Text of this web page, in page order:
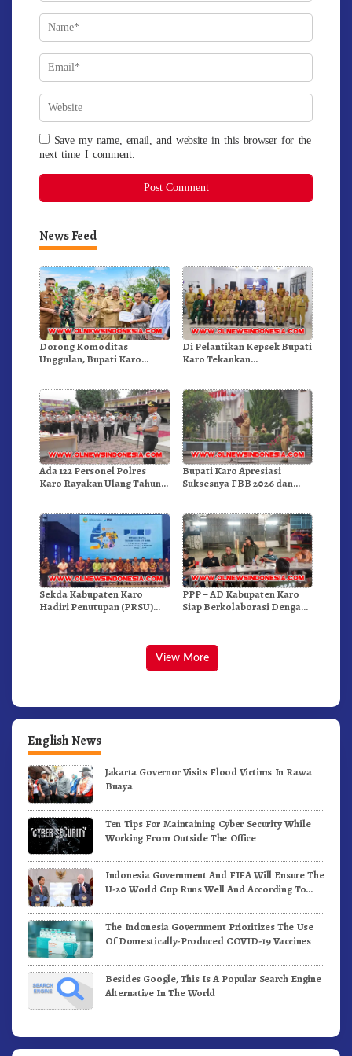
Save my name, email, and website in this browser for the
next time I comment.
News Feed
Dorong Komoditas
Unggulan, Bupati Karo
Di Pelantikan Kepsek Bupati
Karo Tekankan
Ada 122 Personel Polres
Karo Rayakan Ulang Tahun
Bupati Karo Apresiasi
Suksesnya FBB 2026 dan
Sekda Kabupaten Karo
Hadiri Penutupan (PRSU)
PPP – AD Kabupaten Karo
Siap Berkolaborasi Dengan
View More
English News
Jakarta Governor Visits Flood Victims In Rawa
Buaya
Ten Tips For Maintaining Cyber Security While
Working From Outside The Office
Indonesia Government And FIFA Will Ensure The
U-20 World Cup Runs Well And According To
The Indonesia Government Prioritizes The Use
Of Domestically-Produced COVID-19 Vaccines
Besides Google, This Is A Popular Search Engine
Alternative In The World